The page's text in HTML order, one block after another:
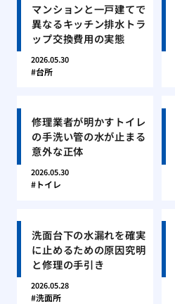
マンションと一戸建てで
異なるキッチン排水トラ
ップ交換費用の実態
2026.05.30
台所
修理業者が明かすトイレ
の手洗い管の水が止まる
意外な正体
2026.05.30
トイレ
洗面台下の水漏れを確実
に止めるための原因究明
と修理の手引き
2026.05.28
洗面所